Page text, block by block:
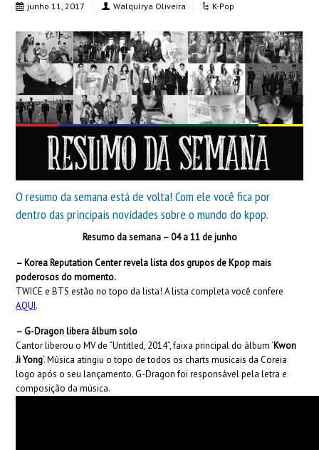
junho 11, 2017 Walquírya Oliveira K-Pop
O resumo da semana está de volta! Com ele você fica por
dentro das principais novidades sobre o mundo do kpop.
Resumo da semana – 04 a 11 de junho
– Korea Reputation Center revela lista dos grupos de Kpop mais
poderosos do momento.
TWICE e BTS estão no topo da lista! A lista completa você confere
AQUI.
– G-Dragon libera álbum solo
Cantor liberou o MV de “Untitled, 2014”, faixa principal do álbum ‘Kwon
Ji Yong‘. Música atingiu o topo de todos os charts musicais da Coreia
logo após o seu lançamento. G-Dragon foi responsável pela letra e
composição da música.